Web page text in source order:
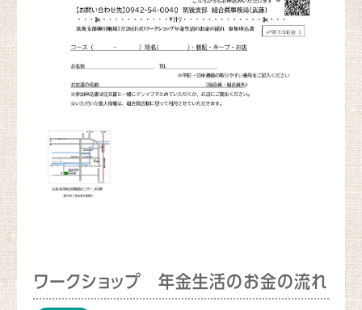
ワークショップ 年金生活のお金の流れ